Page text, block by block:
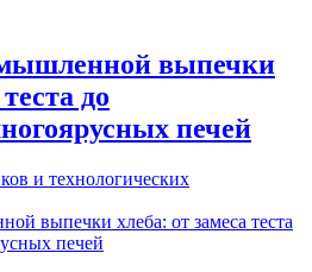
выпечки
до
печей
и технологических